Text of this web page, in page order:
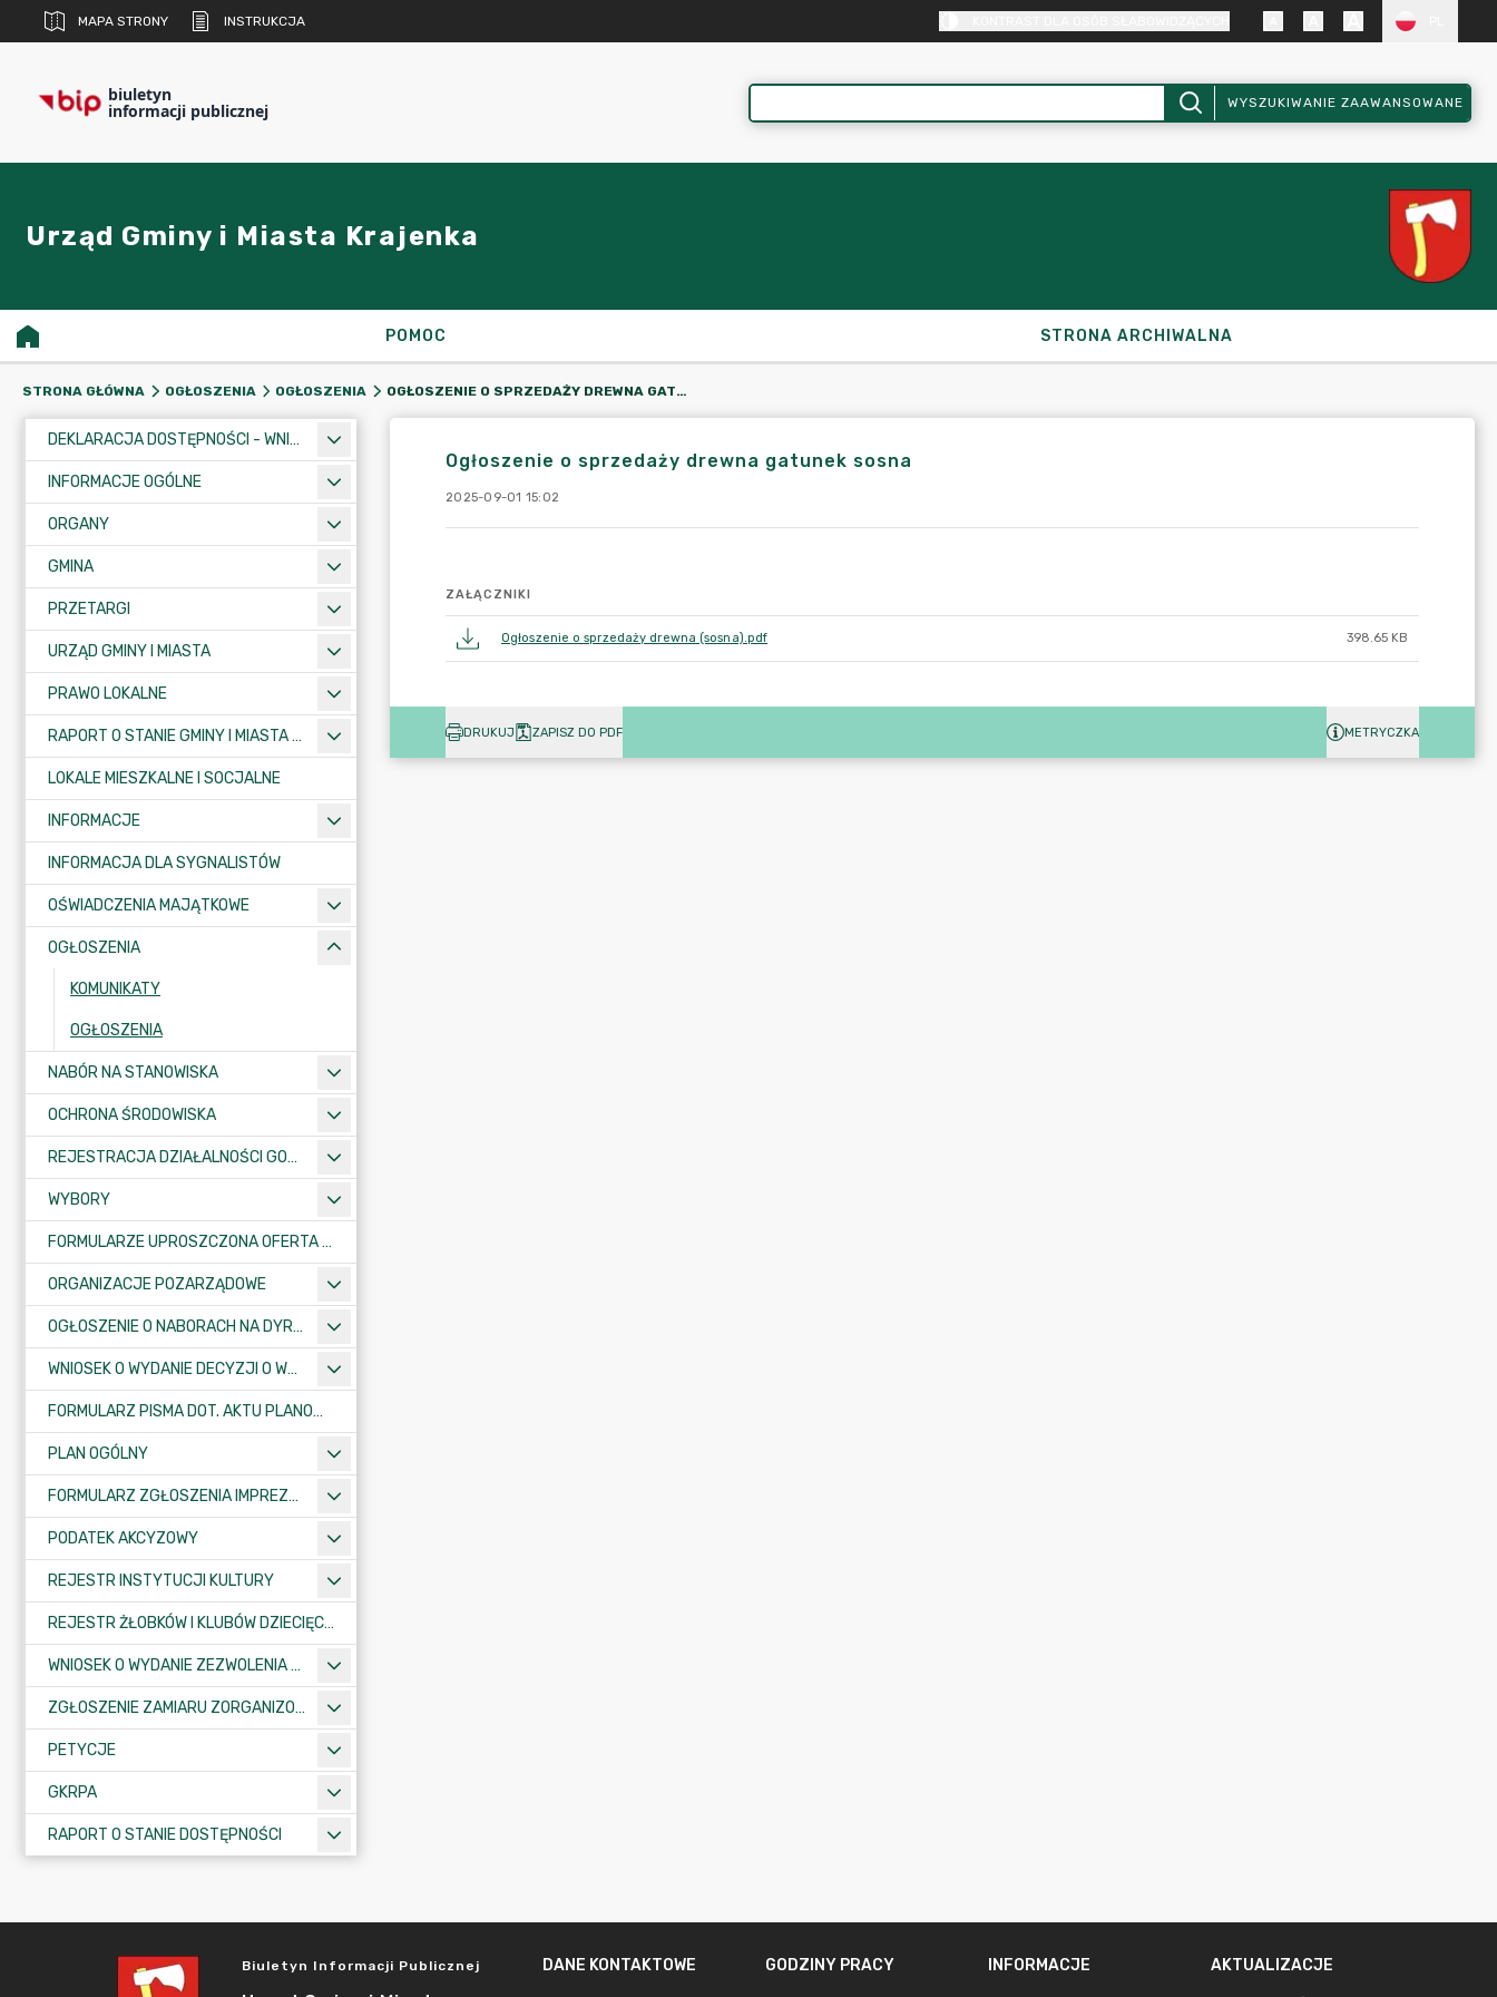
MAPA STRONY INSTRUKCJA
biuletyn
informacji publicznej WYSZUKIWANIE ZAAWANSOWANE
Urząd Gminy i Miasta Krajenka
POMOC STRONA ARCHIWALNA
STRONA GŁÓWNA OGŁOSZENIA OGŁOSZENIA OGŁOSZENIE O SPRZEDAŻY DREWNA GATUNEK SOSNA
DEKLARACJA DOSTĘPNOŚCI - WNIOSEK
INFORMACJE OGÓLNE
ORGANY
GMINA
PRZETARGI
URZĄD GMINY I MIASTA
PRAWO LOKALNE
RAPORT O STANIE GMINY I MIASTA KRAJENKA
LOKALE MIESZKALNE I SOCJALNE
INFORMACJE
INFORMACJA DLA SYGNALISTÓW
OŚWIADCZENIA MAJĄTKOWE
OGŁOSZENIA
KOMUNIKATY
OGŁOSZENIA
NABÓR NA STANOWISKA
OCHRONA ŚRODOWISKA
REJESTRACJA DZIAŁALNOŚCI GOSPODARCZEJ
WYBORY
FORMULARZE UPROSZCZONA OFERTA WYKONANIA ZADANIA PUBLICZNEGO
ORGANIZACJE POZARZĄDOWE
OGŁOSZENIE O NABORACH NA DYREKTORÓW PLACÓWEK OŚWIATOWYCH
WNIOSEK O WYDANIE DECYZJI O WARUNKACH ZABUDOWY/O USTALENIE INWESTYCJI CELU PUBLICZNEGO
FORMULARZ PISMA DOT. AKTU PLANOWANIA PRZESTRZENNEGO
PLAN OGÓLNY
FORMULARZ ZGŁOSZENIA IMPREZY SPORTOWO-REKREACYJNEJ, ARTYSTYCZNEJ LUB ROZRYWKOWEJ
PODATEK AKCYZOWY
REJESTR INSTYTUCJI KULTURY
REJESTR ŻŁOBKÓW I KLUBÓW DZIECIĘCYCH
WNIOSEK O WYDANIE ZEZWOLENIA NA ZAJĘCIE PASA DROGOWEGO
ZGŁOSZENIE ZAMIARU ZORGANIZOWANIA ZGROMADZENIA
PETYCJE
GKRPA
RAPORT O STANIE DOSTĘPNOŚCI
Ogłoszenie o sprzedaży drewna gatunek sosna
2025-09-01 15:02
ZAŁĄCZNIKI
Ogłoszenie o sprzedaży drewna (sosna).pdf 398.65 KB
DRUKUJ ZAPISZ DO PDF METRYCZKA
Biuletyn Informacji Publicznej DANE KONTAKTOWE GODZINY PRACY INFORMACJE AKTUALIZACJE